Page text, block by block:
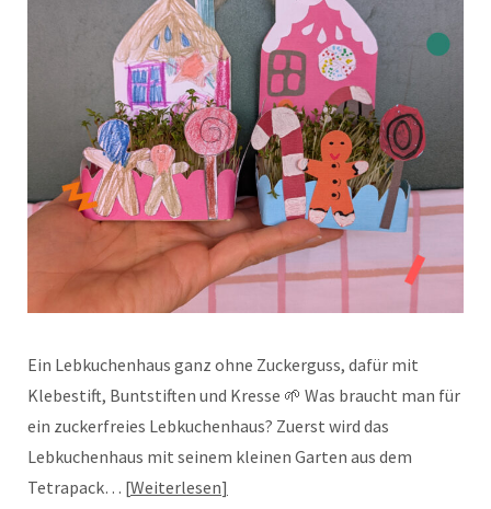
Ein Lebkuchenhaus ganz ohne Zuckerguss, dafür mit
Klebestift, Buntstiften und Kresse 🌱 Was braucht man für
ein zuckerfreies Lebkuchenhaus? Zuerst wird das
Lebkuchenhaus mit seinem kleinen Garten aus dem
Tetrapack… Weiterlesen